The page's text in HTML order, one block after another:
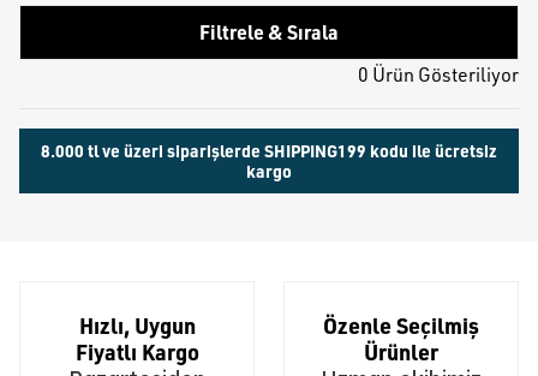
Filtrele & Sırala
0 Ürün Gösteriliyor
8.000 tl ve üzeri siparişlerde SHIPPING199 kodu ile ücretsiz
kargo
Hızlı, Uygun
Fiyatlı Kargo
Özenle Seçilmiş
Ürünler